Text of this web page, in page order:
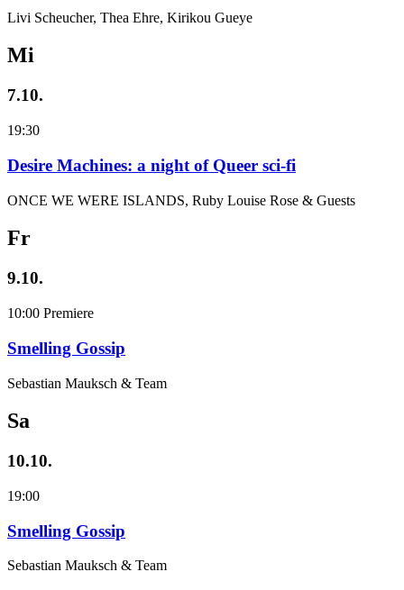
Livi Scheucher, Thea Ehre, Kirikou Gueye
Mi
7.10.
19:30
Desire Machines: a night of Queer sci-fi
ONCE WE WERE ISLANDS, Ruby Louise Rose & Guests
Fr
9.10.
10:00 Premiere
Smelling Gossip
Sebastian Mauksch & Team
Sa
10.10.
19:00
Smelling Gossip
Sebastian Mauksch & Team